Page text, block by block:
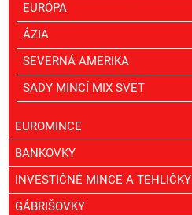
EURÓPA
ÁZIA
SEVERNÁ AMERIKA
SADY MINCÍ MIX SVET
EUROMINCE
BANKOVKY
INVESTIČNÉ MINCE A TEHLIČKY
GÁBRIŠOVKY